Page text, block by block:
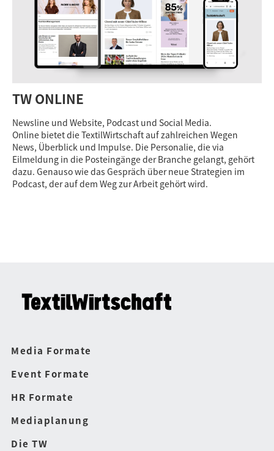
TW ONLINE
Newsline und Website, Podcast und Social Media.
Online bietet die TextilWirtschaft auf zahlreichen Wegen
News, Überblick und Impulse. Die Personalie, die via
Eilmeldung in die Posteingänge der Branche gelangt, gehört
dazu. Genauso wie das Gespräch über neue Strategien im
Podcast, der auf dem Weg zur Arbeit gehört wird.
Media Formate
Event Formate
HR Formate
Mediaplanung
Die TW